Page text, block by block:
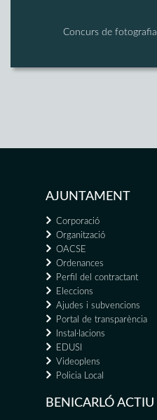
Concurs de fotografia
AJUNTAMENT
Corporació
Organització
OACSE
Ordenances
Perfil del contractant
Eleccions
Ajudes i subvencions
Portal de transparència
Instal·lacions
EDUSI
Videoplens
Policia Local
BENICARLÓ ACTIU